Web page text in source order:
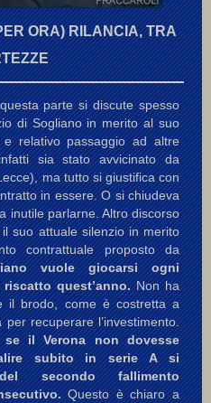
ORA) RILANCIA, TRA
parte si discute spesso
di Sogliano in merito al suo
e relativo passaggio ad altre
sia stato avvicinato da
ma tutto si giustifica con
in essere. O si chiudeva
inutile parlarne. Altro discorso
suo attuale silenzio in merito
contrattuale proposto da
vuole giocarsi ogni
quest’anno.Non ha
il brodo, come è costretta a
recuperare l’investimento.
se il Verona non dovesse
subito in serie A si
secondo fallimento
Questo è chiaro a